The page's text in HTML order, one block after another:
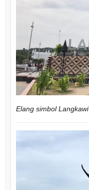
Elang simbol Langkawi